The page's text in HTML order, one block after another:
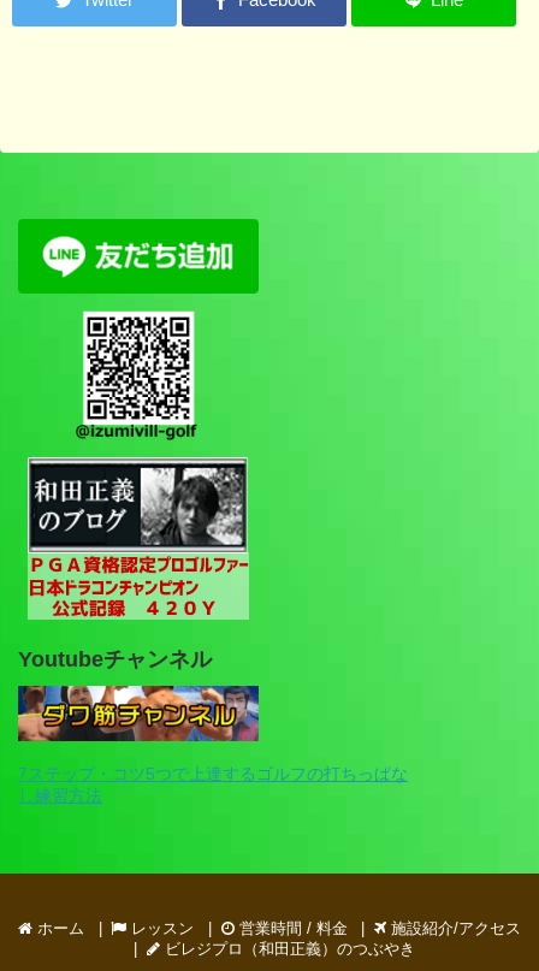
Youtubeチャンネル
7ステップ・コツ5つで上達するゴルフの打ちっぱな
し練習方法
ホーム レッスン 営業時間 / 料金
施設紹介/アクセス
ビレジプロ（和田正義）のつぶやき